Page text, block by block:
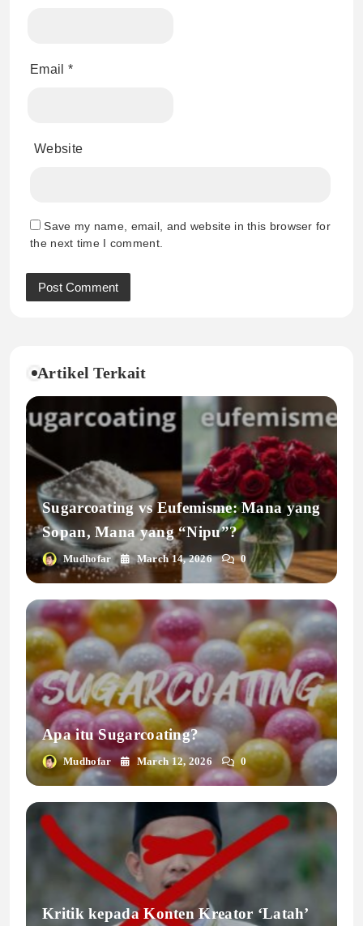
Email *
Website
Save my name, email, and website in this browser for
the next time I comment.
Artikel Terkait
Sugarcoating vs Eufemisme: Mana yang
Sopan, Mana yang “Nipu”?
Mudhofar March 14, 2026 0
Apa itu Sugarcoating?
Mudhofar March 12, 2026 0
Kritik kepada Konten Kreator ‘Latah’